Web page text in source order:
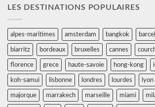
LES DESTINATIONS POPULAIRES
alpes-maritimes amsterdam bangkok
biarritz bordeaux bruxelles cannes
florence grece haute-savoie hong-kong
koh-samui lisbonne londres lourdes lyon
majorque marrakech marseille miami